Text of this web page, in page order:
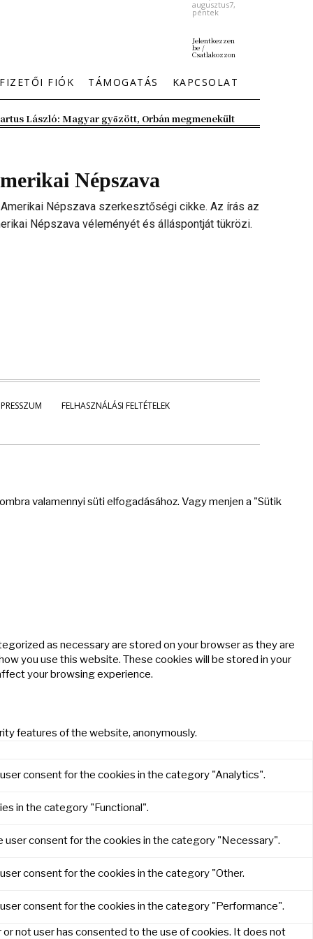
augusztus7,
péntek
Jelentkezzen
be /
Csatlakozzon
FIÓK TÁMOGATÁS KAPCSOLAT
László: Magyar győzött, Orbán megmenekült
Népszava
Népszava szerkesztőségi cikke. Az írás az
Népszava véleményét és álláspontját tükrözi.
FELHASZNÁLÁSI FELTÉTELEK
valamennyi süti elfogadásához. Vagy menjen a "Sütik
as necessary are stored on your browser as they are
you use this website. These cookies will be stored in your
your browsing experience.
features of the website, anonymously.
consent for the cookies in the category "Analytics".
in the category "Functional".
user consent for the cookies in the category "Necessary".
consent for the cookies in the category "Other.
consent for the cookies in the category "Performance".
not user has consented to the use of cookies. It does not